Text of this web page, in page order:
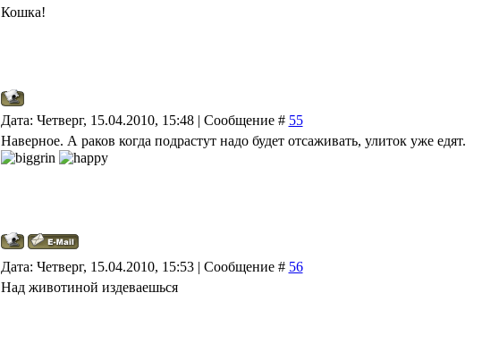
Кошка!
Дата: Четверг, 15.04.2010, 15:48 | Сообщение # 55
Наверное. А раков когда подрастут надо будет отсаживать, улиток уже едят.
Дата: Четверг, 15.04.2010, 15:53 | Сообщение # 56
Над животиной издеваешься